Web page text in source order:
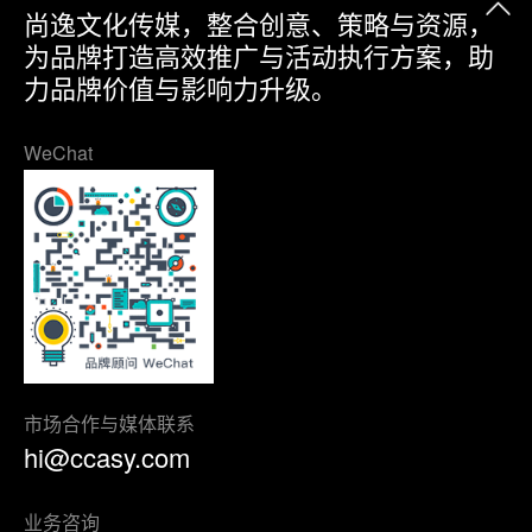
尚逸文化传媒，整合创意、策略与资源，
为品牌打造高效推广与活动执行方案，助
力品牌价值与影响力升级。
WeChat
市场合作与媒体联系
hi@ccasy.com
业务咨询